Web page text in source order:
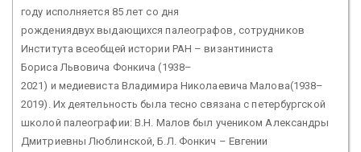
году исполняется 85 лет со дня
рождениядвух выдающихся палеографов, сотрудников
Института всеобщей истории РАН – византиниста
Бориса Львовича Фонкича (1938–
2021) и медиевиста Владимира Николаевича Малова(1938–
2019). Их деятельность была тесно связана с петербургской
школой палеографии: В.Н. Малов был учеником Александры
Дмитриевны Люблинской, Б.Л. Фонкич – Евгении